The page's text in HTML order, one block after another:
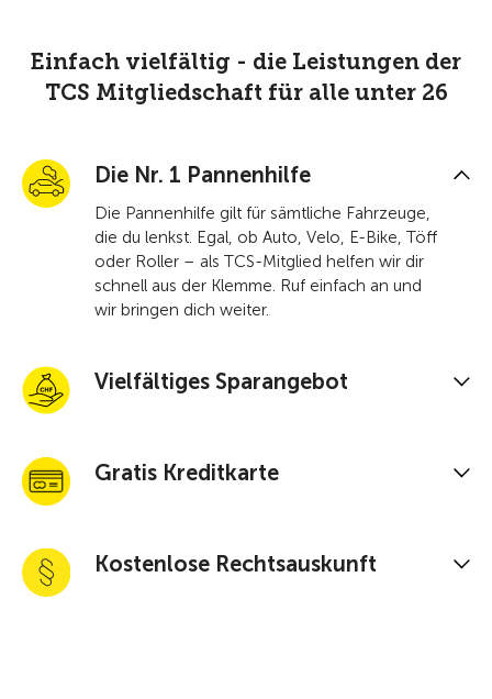
Einfach vielfältig - die Leistungen der
TCS Mitgliedschaft für alle unter 26
Die Nr. 1 Pannenhilfe
Die Pannenhilfe gilt für sämtliche Fahrzeuge,
die du lenkst. Egal, ob Auto, Velo, E-Bike, Töff
oder Roller – als TCS-Mitglied helfen wir dir
schnell aus der Klemme. Ruf einfach an und
wir bringen dich weiter.
Vielfältiges Sparangebot
Gratis Kreditkarte
Kostenlose Rechtsauskunft